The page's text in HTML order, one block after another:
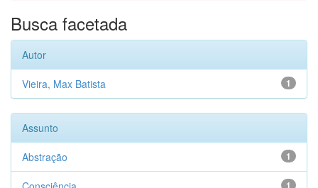
Busca facetada
Autor
1
Vieira, Max Batista
Assunto
1
Abstração
1